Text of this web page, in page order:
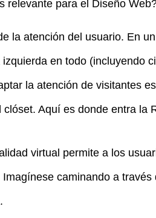
relevante para el Diseño
la atención del usuario. En
en todo (incluyendo
la atención de visitantes
Aquí es donde entra la
virtual permite a los
caminando a